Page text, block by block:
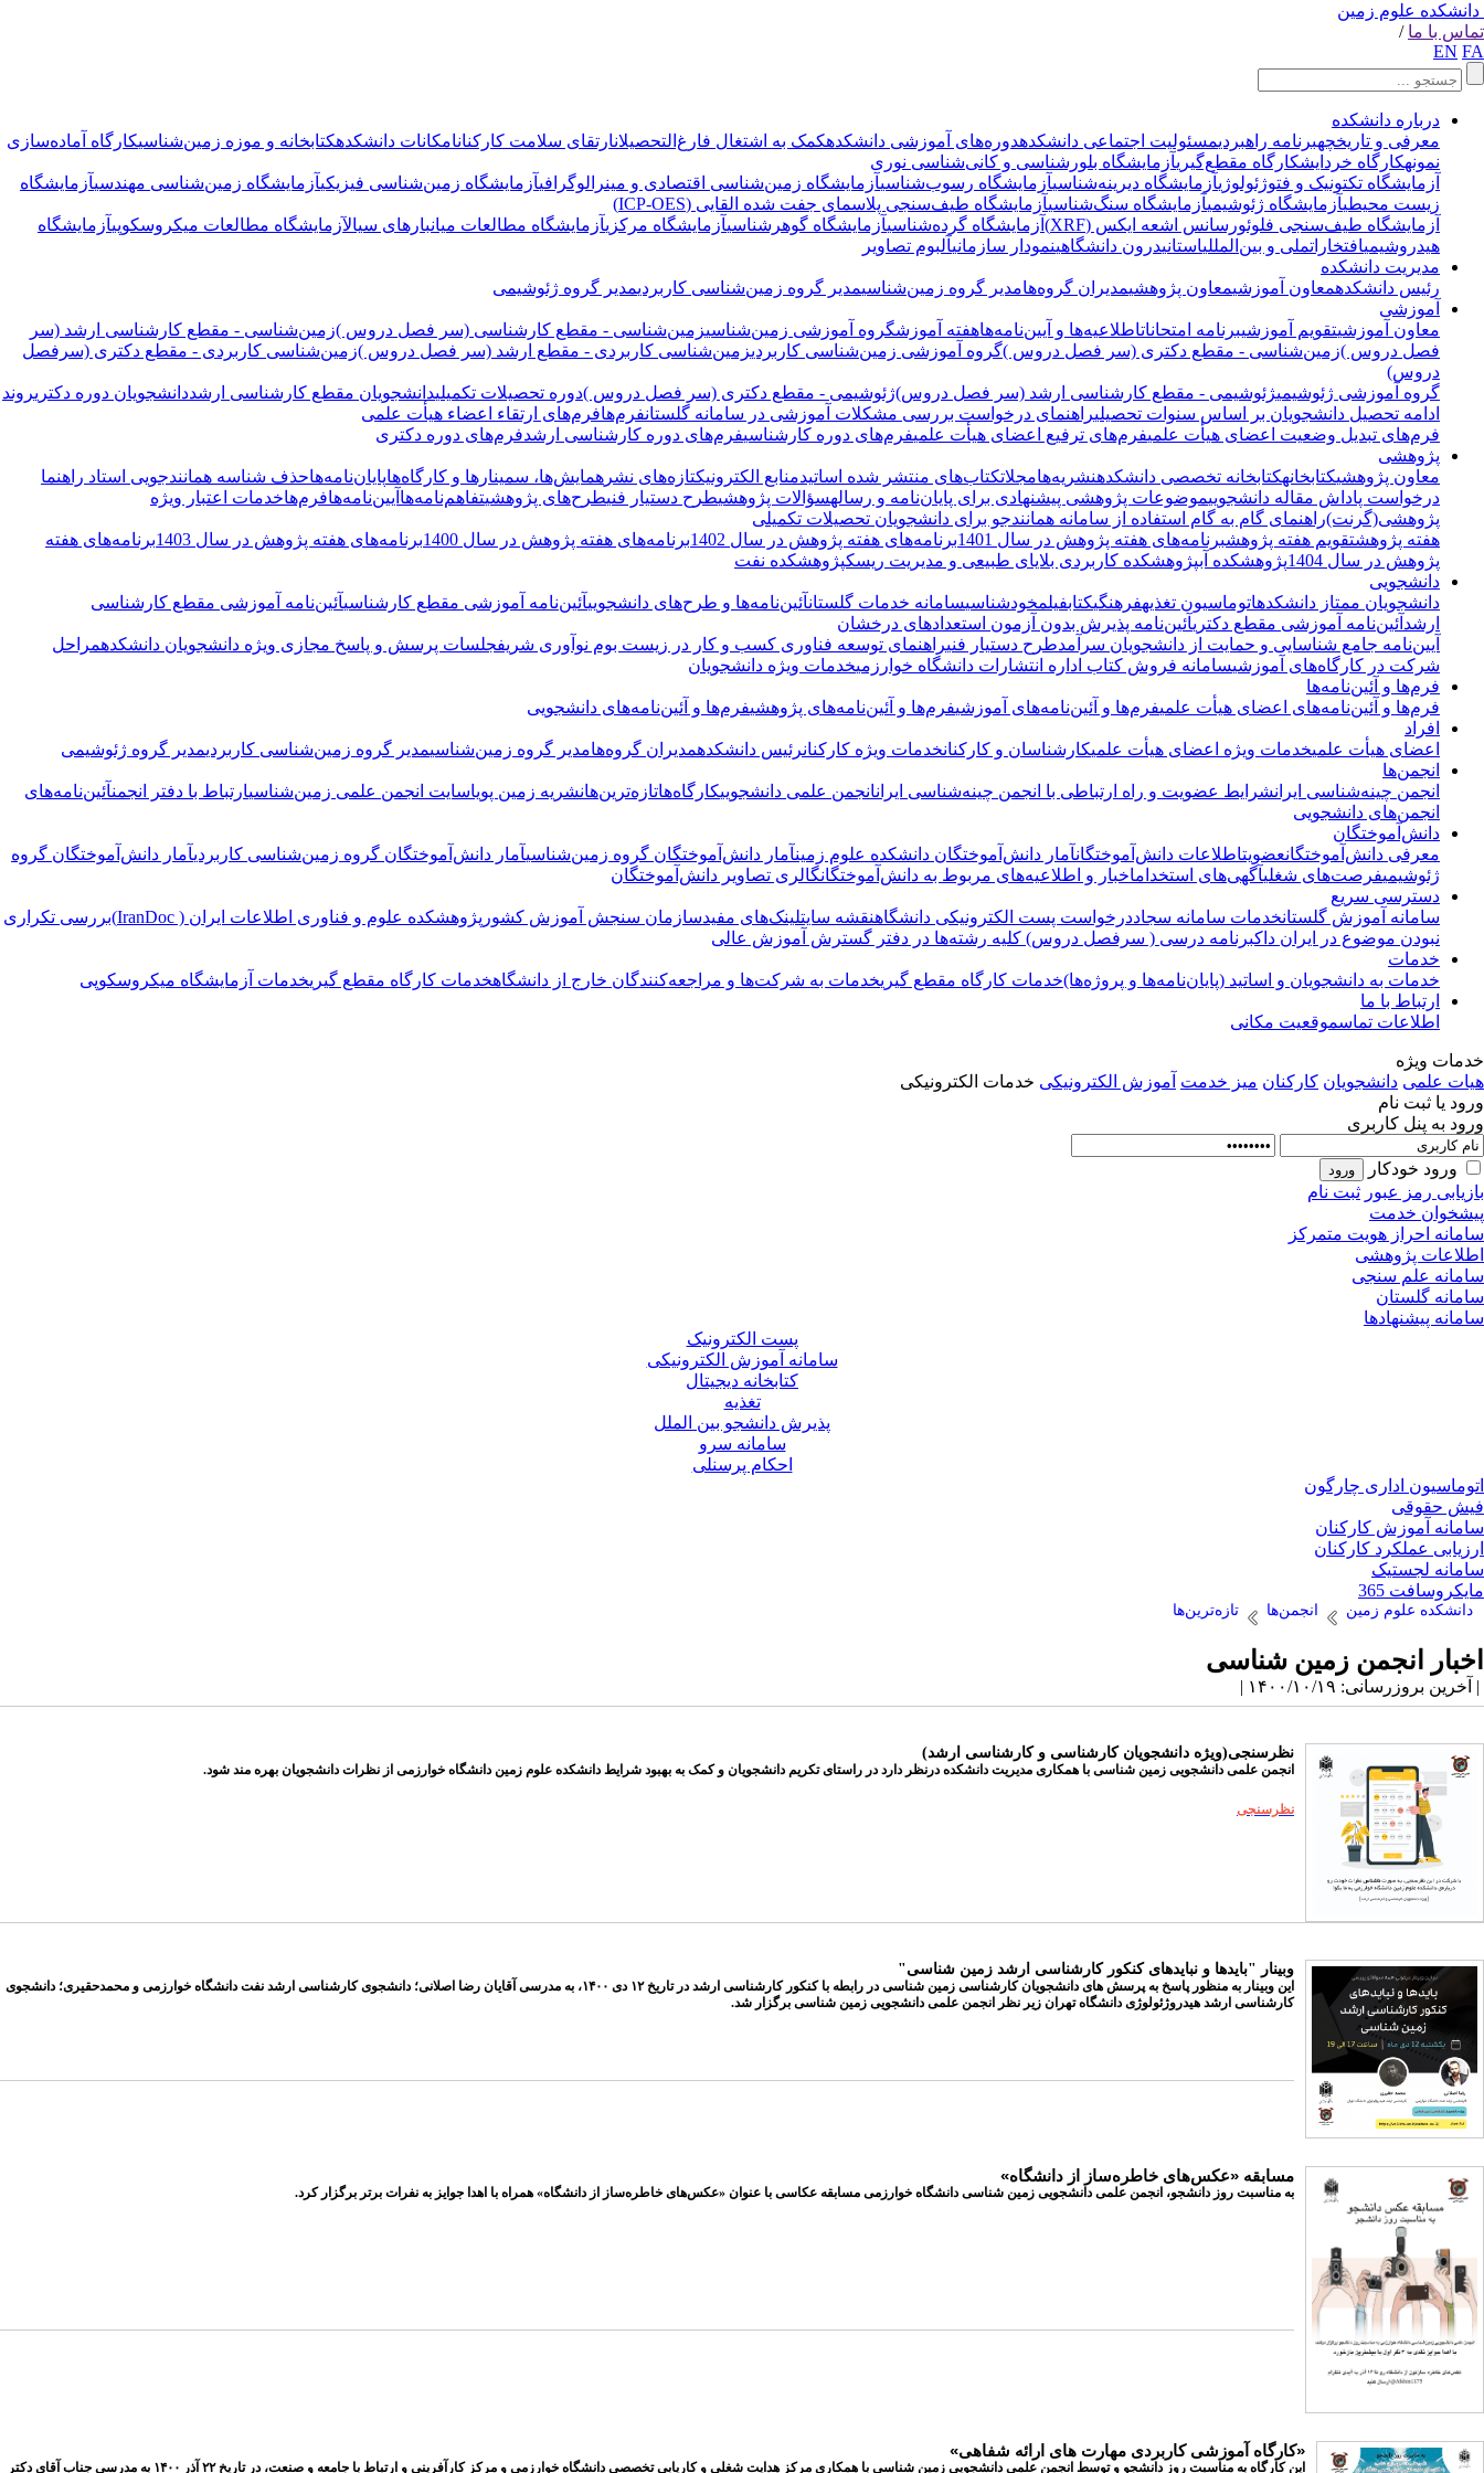
دانشکده علوم زمین
تماس با ما /
EN FA
درباره دانشکده
معرفی و تاریخچهبرنامه راهبردیمسئولیت اجتماعی دانشکدهدوره‌های آموزشی دانشکدهکمک به اشتغال فارغ‌التحصیلانارتقای سلامت کارکنانامکانات دانشکدهکتابخانه و موزه زمین‌شناسیکارگاه آماده‌سازی
نمونهکارگاه خردایشکارگاه مقطع‌گیریآزمایشگاه بلورشناسی و کانی‌شناسی نوری
آزمایشگاه تکتونیک و فتوژئولوژیآزمایشگاه دیرینه‌شناسیآزمایشگاه رسوب‌شناسیآزمایشگاه زمین‌شناسی اقتصادی و مینرالوگرافیآزمایشگاه زمین‌شناسی فیزیکیآزمایشگاه زمین‌شناسی مهندسیآزمایشگاه
زیست محیطیآزمایشگاه ژئوشیمیآزمایشگاه سنگ‌شناسیآزمایشگاه طیف‌سنجی پلاسمای جفت شده القایی (ICP-OES)
آزمایشگاه طیف‌سنجی فلوئورسانس اشعه ایکس (XRF)
آزمایشگاه گرده‌شناسیآزمایشگاه گوهرشناسیآزمایشگاه مرکزیآزمایشگاه مطالعات میانبارهای سیالآزمایشگاه مطالعات میکروسکوپیآزمایشگاه
هیدروشیمیافتخاراتملی و بین‌المللیاستانیدرون دانشگاهینمودار سازمانیآلبوم تصاویر
مدیریت دانشکده
رئیس دانشکدهمعاون آموزشیمعاون پژوهشیمدیران گروه‌هامدیر گروه زمین‌شناسیمدیر گروه زمین‌شناسی کاربردیمدیر گروه ژئوشیمی
آموزشی
معاون آموزشیتقویم آموزشیبرنامه امتحاناتاطلاعیه‌ها و آیین‌نامه‌هاهفته آموزشگروه آموزشی زمین‌شناسیزمین‌شناسی - مقطع کارشناسی (سر فصل دروس )زمین‌شناسی - مقطع کارشناسی ارشد (سر
فصل دروس )زمین‌شناسی - مقطع دکتری (سر فصل دروس )گروه آموزشی زمین‌شناسی کاربردیزمین‌شناسی کاربردی - مقطع ارشد (سر فصل دروس )زمین‌شناسی کاربردی - مقطع دکتری (سرفصل
دروس)
گروه آموزشی ژئوشیمیژئوشیمی - مقطع کارشناسی ارشد (سر فصل دروس)ژئوشیمی - مقطع دکتری (سر فصل دروس )دوره تحصیلات تکمیلیدانشجویان مقطع کارشناسی ارشددانشجویان دوره دکتریروند
ادامه تحصیل دانشجویان بر اساس سنوات تحصیلیراهنمای درخواست بررسی مشکلات آموزشی در سامانه گلستانفرم‌هافرم‌های ارتقاء اعضاء هیأت علمی
فرم‌های تبدیل وضعیت اعضای هیأت علمیفرم‌های ترفیع اعضای هیأت علمیفرم‌های دوره کارشناسیفرم‌های دوره کارشناسی ارشدفرم‌های دوره دکتری
پژوهشی
معاون پژوهشیکتابخانهکتابخانه تخصصی دانشکدهنشریه‌هامجلاتکتاب‌های منتشر شده اساتیدمنابع الکترونیکتازه‌های نشر همایش‌ها، سمینارها و کارگاه‌هاپایان‌نامه‌هاحذف شناسه همانندجویی استاد راهنما
درخواست پاداش مقاله دانشجوییموضوعات پژوهشی پیشنهادی برای پایان‌نامه و رسالهسؤالات پژوهشیطرح دستیار فنیطرح‌های پژوهشیتفاهم‌نامه‌ها آیین‌نامه‌هافرم‌هاخدمات اعتبار ویژه
پژوهشی(گرنت)راهنمای گام به گام استفاده از سامانه همانندجو برای دانشجویان تحصیلات تکمیلی
هفته پژوهشتقویم هفته پژوهشبرنامه‌های هفته پژوهش در سال 1401 برنامه‌های هفته پژوهش در سال 1402 برنامه‌های هفته پژوهش در سال 1400 برنامه‌های هفته پژوهش در سال 1403
برنامه‌های هفته
پژوهش در سال 1404
پژوهشکده آبپژوهشکده کاربردی بلایای طبیعی و مدیریت ریسکپژوهشکده نفت
دانشجویی
دانشجویان ممتاز دانشکدهاتوماسیون تغذیهفرهنگیکتابفیلمخودشناسیسامانه خدمات گلستانآئین‌نامه‌ها و طرح‌های دانشجوییآئین‌نامه آموزشی مقطع کارشناسیآئین‌نامه آموزشی مقطع کارشناسی
ارشد آئین‌نامه آموزشی مقطع دکتریآئین‌نامه پذیرش بدون آزمون استعدادهای درخشان
آیین‌نامه جامع شناسایی و حمایت از دانشجویان سرآمدطرح دستیار فنیراهنمای توسعه فناوری کسب و کار در زیست بوم نوآوری شریفجلسات پرسش و پاسخ مجازی ویژه دانشجویان دانشکدهمراحل
شرکت در کارگاه‌های آموزشیسامانه فروش کتاب اداره انتشارات دانشگاه خوارزمیخدمات ویژه دانشجویان
فرم‌ها و آئین‌نامه‌ها
فرم‌ها و آئین‌نامه‌های اعضای هیأت علمیفرم‌ها و آئین‌نامه‌های آموزشیفرم‌ها و آئین‌نامه‌های پژوهشیفرم‌ها و آئین‌نامه‌های دانشجویی
افراد
اعضای هیأت علمیخدمات ویژه اعضای هیأت علمیکارشناسان و کارکنانخدمات ویژه کارکنانرئیس دانشکدهمدیران گروه‌هامدیر گروه زمین‌شناسیمدیر گروه زمین‌شناسی کاربردیمدیر گروه ژئوشیمی
انجمن‌ها
انجمن چینه‌شناسی ایرانشرایط عضویت و راه ارتباطی با انجمن چینه‌شناسی ایرانانجمن علمی دانشجوییکارگاه‌هاتازه‌ترین‌هانشریه زمین پویاسایت انجمن علمی زمین‌شناسیارتباط با دفتر انجمنآئین‌نامه‌های
انجمن‌های دانشجویی
دانش‌آموختگان
معرفی دانش‌آموختگانعضویتاطلاعات دانش‌آموختگانآمار دانش‌آموختگان دانشکده علوم زمینآمار دانش‌آموختگان گروه زمین‌شناسیآمار دانش‌آموختگان گروه زمین‌شناسی کاربردیآمار دانش‌آموختگان گروه
ژئوشیمیفرصت‌های شغلیآگهی‌های استخداماخبار و اطلاعیه‌های مربوط به دانش‌آموختگانگالری تصاویر دانش‌آموختگان
دسترسی سریع
سامانه آموزش گلستانخدمات سامانه سجاددرخواست پست الکترونیکی دانشگاهنقشه سایتلینک‌های مفیدسازمان سنجش آموزش کشور پژوهشکده علوم و فناوری اطلاعات ایران ( IranDoc)
بررسی تکراری
نبودن موضوع در ایران داکبرنامه درسی ( سرفصل دروس) کلیه رشته‌ها در دفتر گسترش آموزش عالی
خدمات
خدمات به دانشجویان و اساتید (پایان‌نامه‌ها و پروژه‌ها)خدمات کارگاه مقطع گیریخدمات به شرکت‌ها و مراجعه‌کنندگان خارج از دانشگاهخدمات کارگاه مقطع گیریخدمات آزمایشگاه میکروسکوپی
ارتباط با ما
اطلاعات تماسموقعیت مکانی
خدمات ویژه
هیات علمی دانشجویان کارکنان میز خدمت آموزش الکترونیکی خدمات الکترونیکی
ورود یا ثبت نام
ورود به پنل کاربری
ورود خودکار
بازیابی رمز عبور ثبت نام
پیشخوان خدمت
سامانه احراز هویت متمرکز
اطلاعات پژوهشی
سامانه علم سنجی
سامانه گلستان
سامانه پیشنهادها
پست الکترونیک
سامانه آموزش الکترونیکی
کتابخانه دیجیتال
تغذیه
پذیرش دانشجو بین الملل
سامانه سرو
احکام پرسنلی
اتوماسیون اداری چارگون
فیش حقوقی
سامانه آموزش کارکنان
ارزیابی عملکرد کارکنان
سامانه لجستیک
مایکروسافت 365
دانشکده علوم زمین انجمن‌ها تازه‌ترین‌ها
اخبار انجمن زمین شناسی
| آخرین بروزرسانی: ۱۴۰۰/۱۰/۱۹ |
نظرسنجی(ویژه دانشجویان کارشناسی و کارشناسی ارشد)
انجمن علمی دانشجویی زمین شناسی با همکاری مدیریت دانشکده درنظر دارد در راستای تکریم دانشجویان و کمک به بهبود شرایط دانشکده علوم زمین دانشگاه خوارزمی از نظرات دانشجویان بهره مند شود.
نظرسنجی
وبینار "بایدها و نبایدهای کنکور کارشناسی ارشد زمین شناسی"
این وبینار به منظور پاسخ به پرسش های دانشجویان کارشناسی زمین شناسی در رابطه با کنکور کارشناسی ارشد در تاریخ ۱۲ دی ۱۴۰۰، به مدرسی آقایان رضا اصلانی؛ دانشجوی کارشناسی ارشد نفت دانشگاه خوارزمی و محمدحقیری؛ دانشجوی
کارشناسی ارشد هیدروژئولوژی دانشگاه تهران زیر نظر انجمن علمی دانشجویی زمین شناسی برگزار شد.
مسابقه «عکس‌های خاطره‌ساز از دانشگاه»
به مناسبت روز دانشجو، انجمن علمی دانشجویی زمین شناسی دانشگاه خوارزمی مسابقه عکاسی با عنوان «عکس‌های خاطره‌ساز از دانشگاه» همراه با اهدا جوایز به نفرات برتر برگزار کرد.
«کارگاه آموزشی کاربردی مهارت های ارائه شفاهی»
این کارگاه به مناسبت روز دانشجو و توسط انجمن علمی دانشجویی زمین شناسی با همکاری مرکز هدایت شغلی و کاریابی تخصصی دانشگاه خوارزمی و مرکز کارآفرینی و ارتباط با جامعه و صنعت ، در تاریخ ۲۲ آذر ۱۴۰۰ به مدرسی جناب آقای دکتر